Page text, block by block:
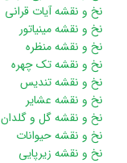
نخ و نقشه آیات قرانی
نخ و نقشه مینیاتور
نخ و نقشه منظره
نخ و نقشه تک چهره
نخ و نقشه تندیس
نخ و نقشه عشایر
نخ و نقشه گل و گلدان
نخ و نقشه حیوانات
نخ و نقشه زیرپایی